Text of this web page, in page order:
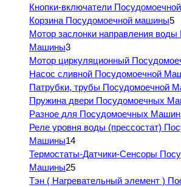
Кнопки-включатели
Корзина Посудомоечной машины5
Мотор заслонки направления
Машины3
Мотор циркуляционный
Насос сливной Посудомоечной
Патрубки, трубы Посудомоечной
Пружина двери Посудомоечных
Разное для Посудомоечных Машин
Реле уровня воды (прессостат)
Машины14
Термостаты-Датчики-Сенсоры
Машины25
Тэн ( Нагревательный элемент )